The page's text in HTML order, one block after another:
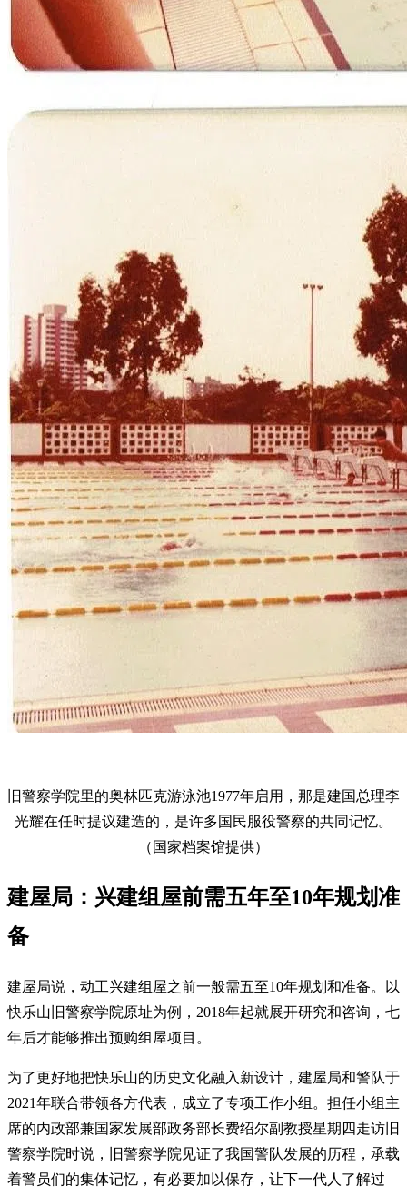
旧警察学院里的奥林匹克游泳池1977年启用，那是建国总理李
光耀在任时提议建造的，是许多国民服役警察的共同记忆。
（国家档案馆提供）
建屋局：兴建组屋前需五年至10年规划准
备
建屋局说，动工兴建组屋之前一般需五至10年规划和准备。以
快乐山旧警察学院原址为例，2018年起就展开研究和咨询，七
年后才能够推出预购组屋项目。
为了更好地把快乐山的历史文化融入新设计，建屋局和警队于
2021年联合带领各方代表，成立了专项工作小组。担任小组主
席的内政部兼国家发展部政务部长费绍尔副教授星期四走访旧
警察学院时说，旧警察学院见证了我国警队发展的历程，承载
着警员们的集体记忆，有必要加以保存，让下一代人了解过